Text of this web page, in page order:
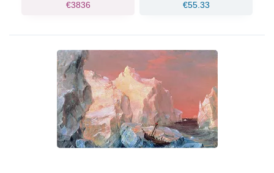
€3836
€55.33